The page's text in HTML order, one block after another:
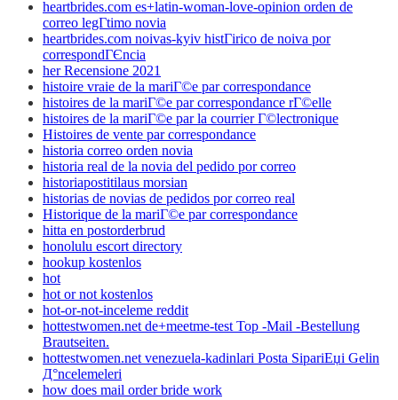
heartbrides.com es+latin-woman-love-opinion orden de
correo legГ­timo novia
heartbrides.com noivas-kyiv histГіrico de noiva por
correspondГЄncia
her Recensione 2021
histoire vraie de la mariГ©e par correspondance
histoires de la mariГ©e par correspondance rГ©elle
histoires de la mariГ©e par la courrier Г©lectronique
Histoires de vente par correspondance
historia correo orden novia
historia real de la novia del pedido por correo
historiapostitilaus morsian
historias de novias de pedidos por correo real
Historique de la mariГ©e par correspondance
hitta en postorderbrud
honolulu escort directory
hookup kostenlos
hot
hot or not kostenlos
hot-or-not-inceleme reddit
hottestwomen.net de+meetme-test Top -Mail -Bestellung
Brautseiten.
hottestwomen.net venezuela-kadinlari Posta SipariЕџi Gelin
Д°ncelemeleri
how does mail order bride work